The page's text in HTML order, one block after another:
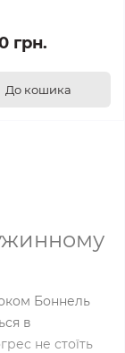
грн.
До кошика
Боннель
в
не стоїть